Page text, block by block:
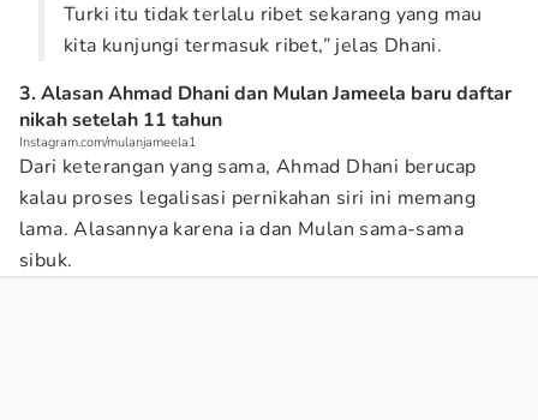
Turki itu tidak terlalu ribet sekarang yang mau
kita kunjungi termasuk ribet,” jelas Dhani.
3. Alasan Ahmad Dhani dan Mulan Jameela baru daftar
nikah setelah 11 tahun
Instagram.com/mulanjameela1
Dari keterangan yang sama, Ahmad Dhani berucap
kalau proses legalisasi pernikahan siri ini memang
lama. Alasannya karena ia dan Mulan sama-sama
sibuk.